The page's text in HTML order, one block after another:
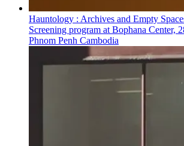
Hauntology : Archives and Empty
Screening program at Bophana Center,
Phnom Penh Cambodia